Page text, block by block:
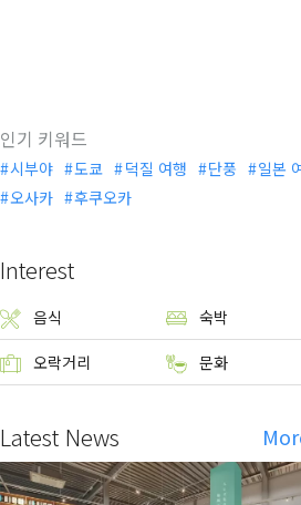
인기 키워드
시부야 도쿄 덕질 여행 단풍
일본
오사카
후쿠오카
Interest
음식 숙박
오락거리 문화
Latest News